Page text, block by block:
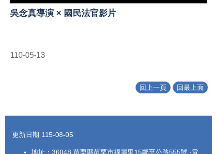
吳念真導演 × 國民法官影片
110-05-13
回上一頁 回最上面
:::
更新日期 115-08-05
地址：36048 苗栗縣苗栗市福麗里15鄰至公路555號 ‧電